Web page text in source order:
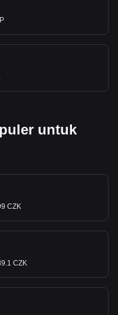
untuk
CZK
CZK